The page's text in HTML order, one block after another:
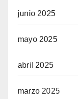
junio 2025
mayo 2025
abril 2025
marzo 2025